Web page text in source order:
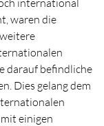
waren die
darauf befindliche
Dies gelang dem
einigen